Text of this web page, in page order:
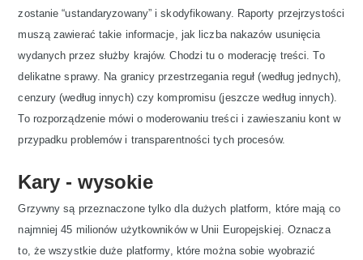
zostanie “ustandaryzowany” i skodyfikowany. Raporty przejrzystości
muszą zawierać takie informacje, jak liczba nakazów usunięcia
wydanych przez służby krajów. Chodzi tu o moderację treści. To
delikatne sprawy. Na granicy przestrzegania reguł (według jednych),
cenzury (według innych) czy kompromisu (jeszcze według innych).
To rozporządzenie mówi o moderowaniu treści i zawieszaniu kont w
przypadku problemów i transparentności tych procesów.
Kary - wysokie
Grzywny są przeznaczone tylko dla dużych platform, które mają co
najmniej 45 milionów użytkowników w Unii Europejskiej. Oznacza
to, że wszystkie duże platformy, które można sobie wyobrazić